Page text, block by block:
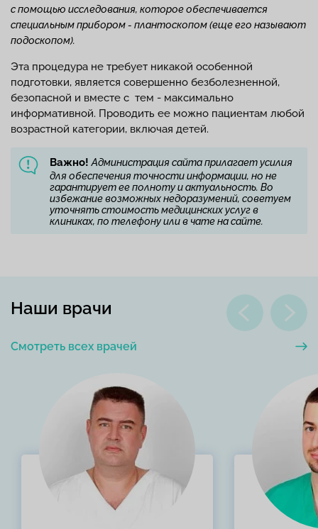
с помощью исследования, которое обеспечивается
специальным прибором - плантоскопом (еще его называют
подоскопом).
Эта процедура не требует никакой особенной
подготовки, является совершенно безболезненной,
безопасной и вместе с тем - максимально
информативной. Проводить ее можно пациентам любой
возрастной категории, включая детей.
Важно! Администрация сайта прилагает усилия
для обеспечения точности информации, но не
гарантирует ее полноту и актуальность. Во
избежание возможных недоразумений, советуем
уточнять стоимость медицинских услуг в
клиниках, по телефону или в чате на сайте.
Смотреть всех врачей
Наши врачи